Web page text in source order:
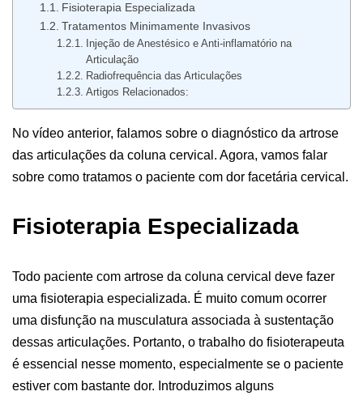
Fisioterapia Especializada
Tratamentos Minimamente Invasivos
Injeção de Anestésico e Anti-inflamatório na
Articulação
Radiofrequência das Articulações
Artigos Relacionados:
No vídeo anterior, falamos sobre o diagnóstico da artrose
das articulações da coluna cervical. Agora, vamos falar
sobre como tratamos o paciente com dor facetária cervical.
Fisioterapia Especializada
Todo paciente com artrose da coluna cervical deve fazer
uma fisioterapia especializada. É muito comum ocorrer
uma disfunção na musculatura associada à sustentação
dessas articulações. Portanto, o trabalho do fisioterapeuta
é essencial nesse momento, especialmente se o paciente
estiver com bastante dor. Introduzimos alguns